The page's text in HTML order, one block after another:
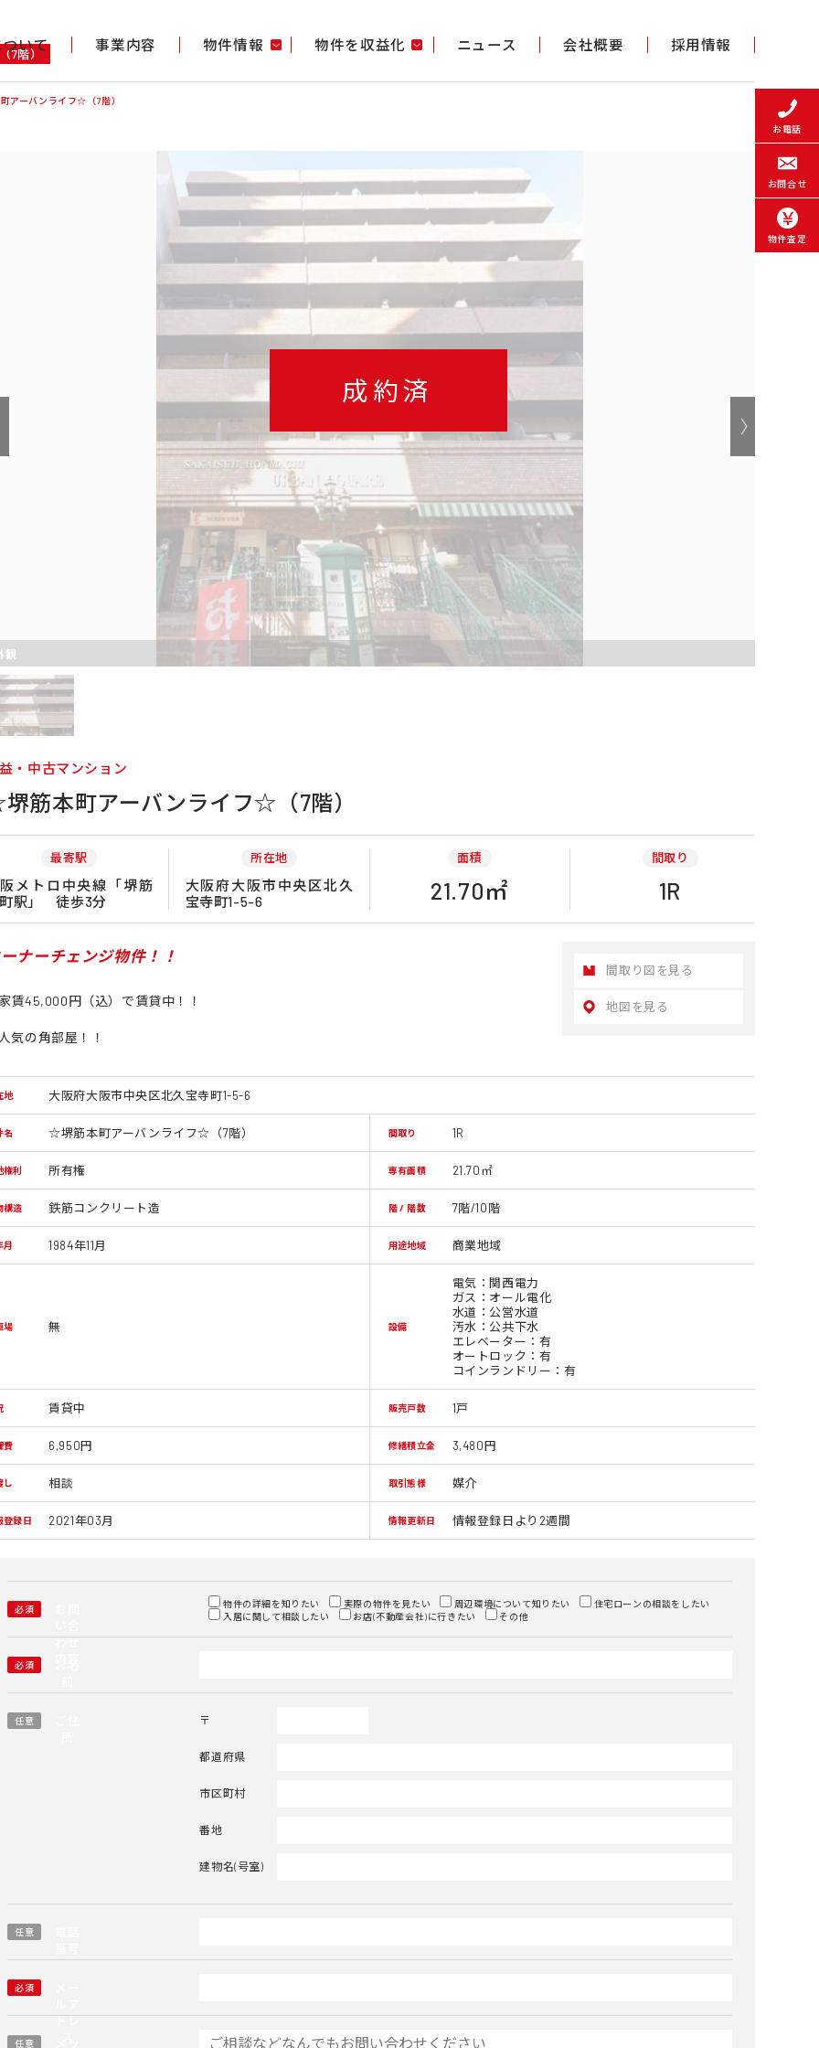
ついて 事業内容 物件情報 物件を収益化 ニュース 会社概要 採用情報
お電話
お問合せ
物件査定
7階）
アーバンライフ☆（7階）
成約済
観
・中古マンション
筋本町アーバンライフ☆（7階）
最寄駅
メトロ中央線「堺筋
駅」 徒歩3分
所在地
大阪府大阪市中央区北久
宝寺町1-5-6
面積
21.70㎡
間取り
1R
ナーチェンジ物件！！
賃45,000円（込）で賃貸中！！
気の角部屋！！
間取り図を見る
地図を見る
地 大阪府大阪市中央区北久宝寺町1-5-6
名 ☆堺筋本町アーバンライフ☆（7階） 間取り 1R
権利 所有権 専有面積 21.70㎡
構造 鉄筋コンクリート造 階 / 階数 7階/10階
月 1984年11月 用途地域 商業地域
場 無 設備
電気：関西電力
ガス：オール電化
水道：公営水道
汚水：公共下水
エレベーター：有
オートロック：有
コインランドリー：有
賃貸中 販売戸数 1戸
費 6,950円 修繕積立金 3,480円
し 相談 取引態様 媒介
登録日 2021年03月 情報更新日 情報登録日より2週間
必須
わせ
物件の詳細を知りたい 実際の物件を見たい 周辺環境について知りたい
住宅ローンの相談をしたい
入居に関して相談したい
お店(不動産会社)に行きたい その他
必須
任意 〒
都道府県
市区町村
番地
建物名(号室)
任意
必須
ドレ
任意